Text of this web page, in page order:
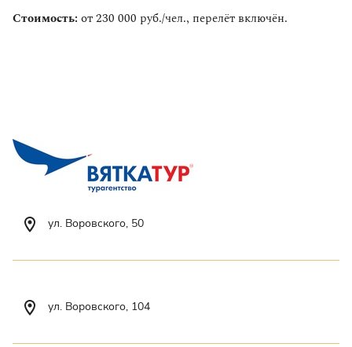
ул. Воровского, 50
ул. Воровского, 104
Стоимость: от 230 000 руб./чел., перелёт включён.